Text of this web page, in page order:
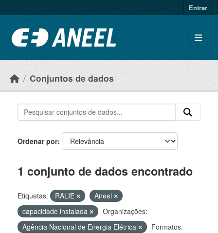
Entrar
Conjuntos de dados
Ordenar por
1 conjunto de dados encontrado
Etiquetas: RALIE
Aneel
capacidade instalada
Organizações:
Agência Nacional de Energia Elétrica
Formatos: